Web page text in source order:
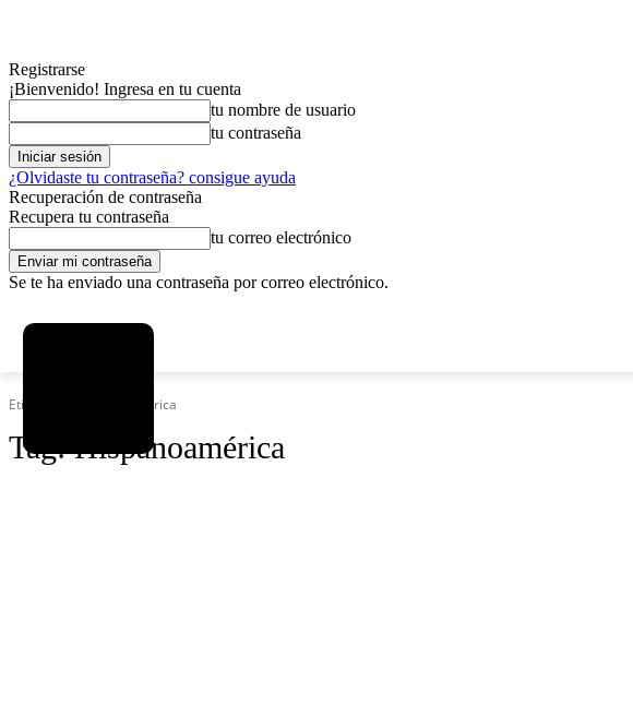
Registrarse
¡Bienvenido! Ingresa en tu cuenta
tu nombre de usuario
tu contraseña
¿Olvidaste tu contraseña? consigue ayuda
Recuperación de contraseña
Recupera tu contraseña
tu correo electrónico
Se te ha enviado una contraseña por correo electrónico.
Etiquetas Hispanoamérica
Tag:Hispanoamérica